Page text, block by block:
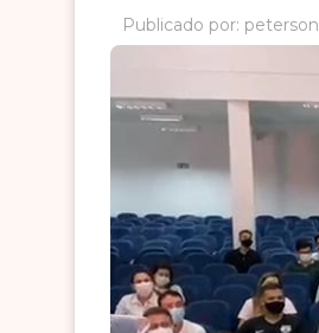
Publicado por: peterson